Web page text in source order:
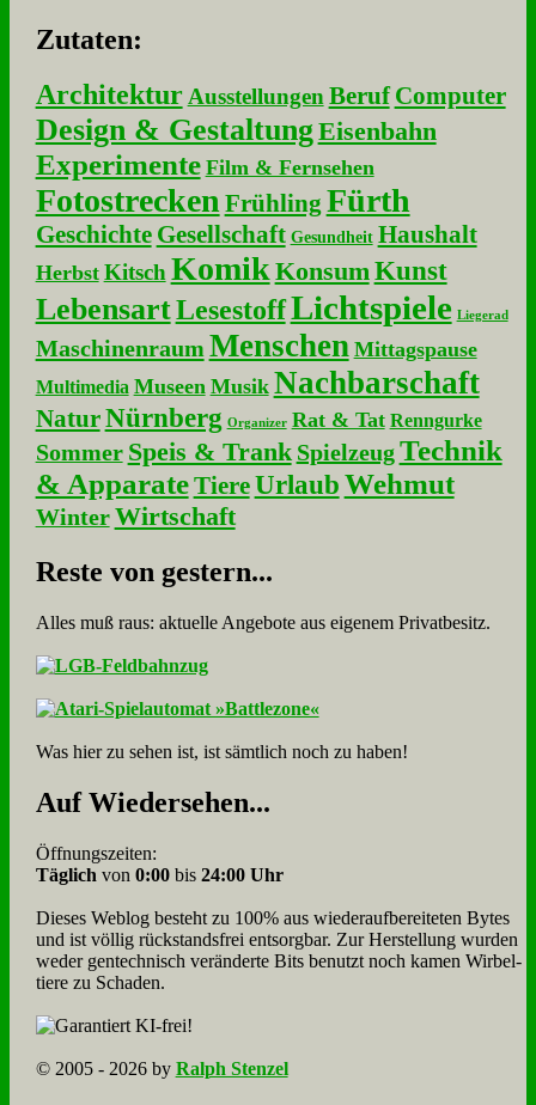
Zu­ta­ten:
Architektur Ausstellungen Beruf Computer
Design & GestaltungEisenbahn
Experimente Film & Fernsehen
Fotostrecken Frühling Fürth
Geschichte Gesellschaft Gesundheit Haushalt
Herbst Kitsch KomikKonsumKunst
LebensartLesestoffLichtspiele Liegerad
Maschinenraum Menschen Mittagspause
Multimedia Museen Musik Nachbarschaft
NaturNürnberg Organizer Rat & Tat Renngurke
Sommer Speis & Trank Spielzeug Technik
& Apparate Tiere UrlaubWehmut
Winter Wirtschaft
Re­ste von ge­stern...
Alles muß raus: aktuelle An­ge­bo­te aus eigenem Privatbesitz.
Was hier zu sehen ist, ist sämt­lich noch zu haben!
Auf Wie­der­se­hen...
Öffnungszeiten:
Täglich von 0:00bis 24:00 Uhr
Dieses Weblog besteht zu 100% aus wie­der­auf­bereite­ten Bytes
und ist völlig rück­stands­frei ent­sorg­bar. Zur Herstellung wurden
weder gen­tech­nisch veränderte Bits benutzt noch kamen Wir­bel­
tiere zu Scha­den.
© 2005 - 2026 by Ralph Stenzel